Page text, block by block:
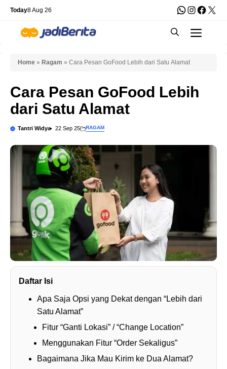
Skip
content
Today8 Aug 26 WhatsApp
X
Home » Ragam » Cara Pesan GoFood Lebih dari Satu Alamat
Cara Pesan GoFood Lebih
dari Satu Alamat
Tantri Widya 22 Sep 25 RAGAM
Daftar Isi
Apa Saja Opsi yang Dekat dengan “Lebih dari
Satu Alamat”
Fitur “Ganti Lokasi” / “Change Location”
Menggunakan Fitur “Order Sekaligus”
Bagaimana Jika Mau Kirim ke Dua Alamat?